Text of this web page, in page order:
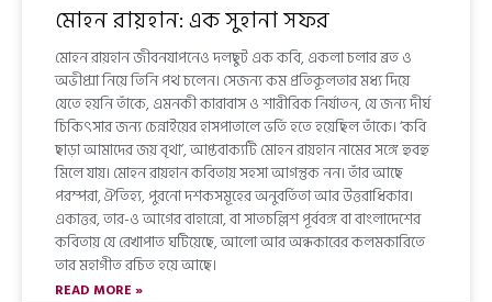
মোহন রায়হান: এক সুহানা সফর
মোহন রায়হান জীবনযাপনেও দলছুট এক কবি, একলা চলার ব্রত ও
অভীপ্সা নিয়ে তিনি পথ চলেন। সেজন্য কম প্রতিকূলতার মধ্য দিয়ে
যেতে হয়নি তাঁকে, এমনকী কারাবাস ও শারীরিক নির্যাতন, যে জন্য দীর্ঘ
চিকিৎসার জন্য চেন্নাইয়ের হাসপাতালে ভর্তি হতে হয়েছিল তাঁকে। ‘কবি
ছাড়া আমাদের জয় বৃথা’, আপ্তবাক্যটি মোহন রায়হান নামের সঙ্গে হুবহু
মিলে যায়। মোহন রায়হান কবিতায় সহসা আগন্তুক নন। তাঁর আছে
পরম্পরা, ঐতিহ্য, পুরনো দশকসমূহের অনুবর্তিতা আর উত্তরাধিকার।
একাত্তর, তার-ও আগের বাহান্নো, বা সাতচল্লিশ পূর্ববঙ্গ বা বাংলাদেশের
কবিতায় যে রেখাপাত ঘটিয়েছে, আলো আর অন্ধকারের কলমকারিতে
তার মহাগীত রচিত হয়ে আছে।
READ MORE »